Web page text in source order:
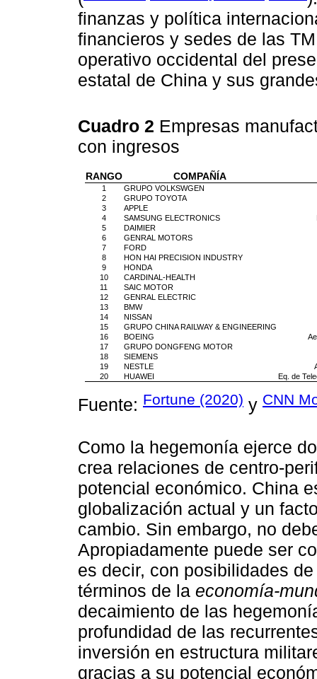
finanzas y política
financieros y sedes de las
operativo occidental del
estatal de China y sus
Cuadro 2 Empresas
con ingresos
RANGO COMPAÑÍA
1
GRUPO VOLKSWGEN
2
GRUPO TOYOTA
3
APPLE
4
SAMSUNG ELECTRONICS
5
DAIMIER
6
GENRAL MOTORS
7
FORD
8
HON HAI PRECISION INDUSTRY
9
HONDA
10
CARDINAL-HEALTH
11
SAIC MOTOR
12
GENRAL ELECTRIC
13
BMW
14
NISSAN
15
GRUPO CHINA RAILWAY & ENGINEERING
16
BOEING
17
GRUPO DONGFENG MOTOR
18
SIEMENS
19
NESTLE
20
HUAWEI Eq. de
Fuente: Fortune (2020) y CNN
Como la hegemonía ejerce
crea relaciones de centro-
potencial económico. China
globalización actual y un
cambio. Sin embargo, no
Apropiadamente puede ser
es decir, con posibilidades
términos de la economía-
decaimiento de las
profundidad de las
inversión en estructura
gracias a su potencial